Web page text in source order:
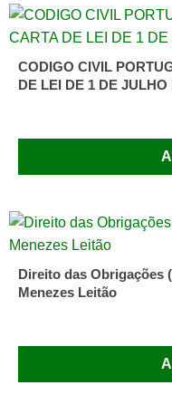
CODIGO CIVIL
DE LEI DE 1 DE JULHO
Direito das Obrigações
Menezes Leitão